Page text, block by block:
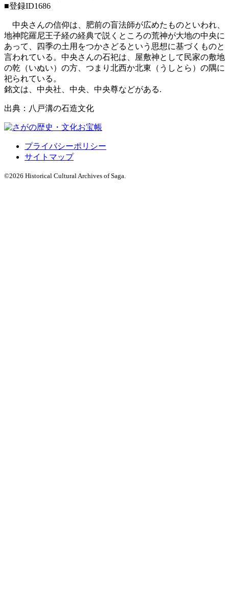
■登録ID1686
中央さんの信仰は、肥前の盲法師が広めたものといわれ、
地神陀羅尼王子経の経典で説くところの荒神が大地の中央に
あって、四季の土用をつかさどるという思想に基づくものと
言われている。中央さんの石祀は、屋敷神として民家の敷地
の乾（いぬい）の方、つまり北西か北東（うしとら）の隅に
祀られている。
銘文は、中央社、中央、中央尊などがある.
出典：八戸溝の石造文化
プライバシーポリシー
サイトマップ
©2026 Historical Cultural Archives of Saga.